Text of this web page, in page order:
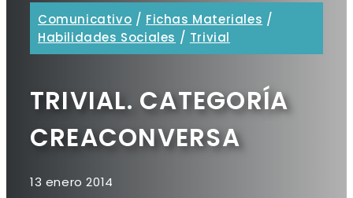
Comunicativo / Fichas Materiales /
Habilidades Sociales / Trivial
TRIVIAL. CATEGORÍA
CREACONVERSA
13 enero 2014